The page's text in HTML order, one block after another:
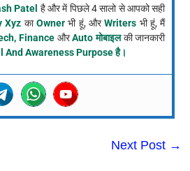
Patel है और में पिछले 4 सालो से आपको सही
Xyz काOwnerभी हूं, औरWriters भी हूं, मैं
Finance औरAuto मोबाइलकी जानकारी
And Awareness Purpose है।
Next Post →